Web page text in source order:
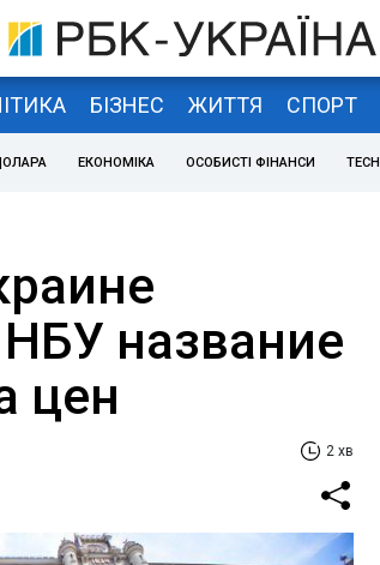
БІЗНЕС ЖИТТЯ СПОРТ
ЕКОНОМІКА ОСОБИСТІ ФІНАНСИ TECH
НБУ название
цен
2 хв